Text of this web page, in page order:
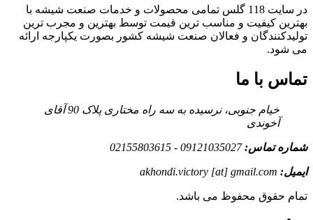
در سایت 118 گلس تمامی محصولات و خدمات صنعت شیشه با
بهترین کیفیت و مناسب ترین قیمت توسط بهترین و مجرب ترین
تولیدکنندگان و فعالان صنعت شیشه کشور بصورت یکپارجه ارائه
می شود.
تماس با ما
خیام جنوبی، نرسیده به سه راه مختاری پلاک 90 آقای
آخوندی
شماره تماس:09121035027 - 02155803615
ایمیل: akhondi.victory [at] gmail.com
تمام حقوق محفوظ می باشد.